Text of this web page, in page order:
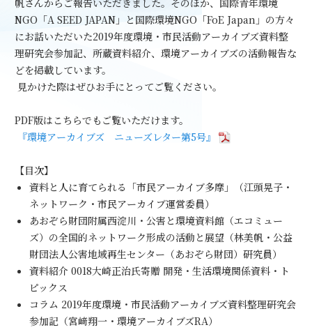
NGO 「A SEED JAPAN 」と国際環境NGO 「FoE Japan 」の方々
にお話いただいた2019年度環境・市民活動アーカイブズ資料整
理研究会参加記、所蔵資料紹介、環境アーカイブズの活動報告な
どを掲載しています。
見かけた際はぜひお手にとってご覧ください。
PDF版はこちらでもご覧いただけます。
『環境アーカイブズ ニューズレター第5号』
【目次】
資料と人に育てられる「市民アーカイブ多摩」（江頭晃子・
ネットワーク・市民アーカイブ運営委員）
あおぞら財団附属西淀川・公害と環境資料館（エコミュー
ズ）の全国的ネットワーク形成の活動と展望（林美帆・公益
財団法人公害地域再生センター（あおぞら財団）研究員）
資料紹介0018大崎正治氏寄贈 開発・生活環境関係資料・ト
ピックス
コラム 2019年度環境・市民活動アーカイブズ資料整理研究会
参加記（宮﨑翔一・環境アーカイブズRA）